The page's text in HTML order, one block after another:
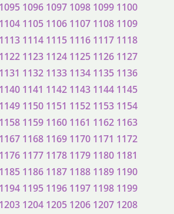
1095 1096 1097 1098 1099 1100
1104 1105 1106 1107 1108 1109
1113 1114 1115 1116 1117 1118
1122 1123 1124 1125 1126 1127
1131 1132 1133 1134 1135 1136
1140 1141 1142 1143 1144 1145
1149 1150 1151 1152 1153 1154
1158 1159 1160 1161 1162 1163
1167 1168 1169 1170 1171 1172
1176 1177 1178 1179 1180 1181
1185 1186 1187 1188 1189 1190
1194 1195 1196 1197 1198 1199
1203 1204 1205 1206 1207 1208